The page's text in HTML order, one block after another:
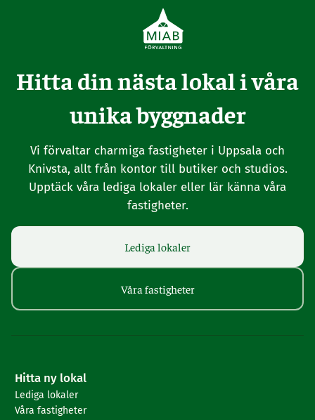
Hitta din nästa lokal i våra
unika byggnader
Vi förvaltar charmiga fastigheter i Uppsala och
Knivsta, allt från kontor till butiker och studios.
Upptäck våra lediga lokaler eller lär känna våra
fastigheter.
Lediga lokaler
Våra fastigheter
Hitta ny lokal
Lediga lokaler
Våra fastigheter